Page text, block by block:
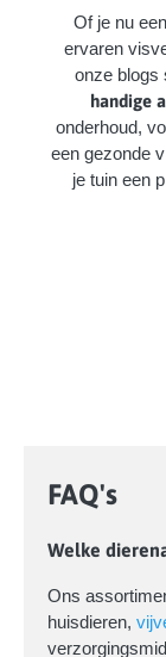
Of je nu
ervaren
onze blogs
handige
onderhoud,
een gezonde
je tuin een
FAQ's
Welke
Ons
huisdieren,